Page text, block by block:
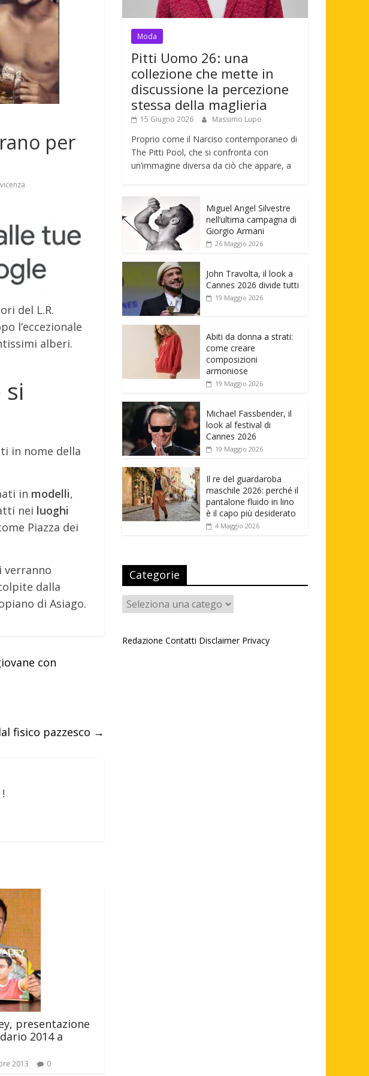
per
del L.R.
l’eccezionale
alberi.
si
in nome della
in modelli,
nei luoghi
Piazza dei
verranno
dalla
di Asiago.
con
fisico pazzesco →
presentazione
2014 a
2013 0
Moda
Pitti Uomo 26: una
collezione che mette in
discussione la percezione
stessa della maglieria
15 Giugno 2026 Massimo Lupo
Proprio come il Narciso contemporaneo di
The Pitti Pool, che si confronta con
un’immagine diversa da ciò che appare, a
Miguel Angel Silvestre
nell’ultima campagna di
Giorgio Armani
26 Maggio 2026
John Travolta, il look a
Cannes 2026 divide tutti
19 Maggio 2026
Abiti da donna a strati:
come creare
composizioni
armoniose
19 Maggio 2026
Michael Fassbender, il
look al festival di
Cannes 2026
19 Maggio 2026
Il re del guardaroba
maschile 2026: perché il
pantalone fluido in lino
è il capo più desiderato
4 Maggio 2026
Categorie
Categorie
Redazione Contatti Disclaimer Privacy